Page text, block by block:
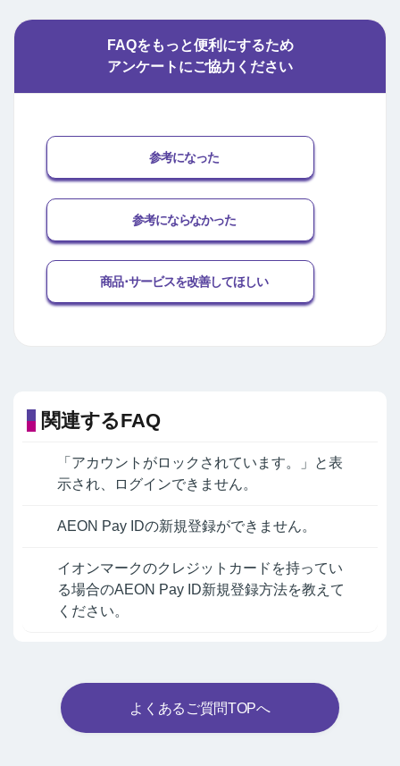
FAQをもっと便利にするため
アンケートにご協力ください
参考になった
参考にならなかった
商品･サービスを改善してほしい
関連するFAQ
「アカウントがロックされています。」と表
示され、ログインできません。
AEON Pay IDの新規登録ができません。
イオンマークのクレジットカードを持ってい
る場合のAEON Pay ID新規登録方法を教えて
ください。
よくあるご質問TOPへ